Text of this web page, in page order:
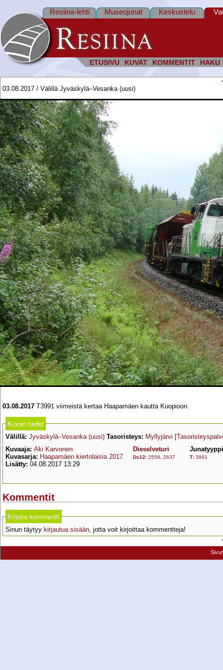
ETUSIVU KUVAT KOMMENTIT HAKU
Resiina-lehti Museojunat Keskustelu
03.08.2017 / Välillä Jyväskylä–Vesanka (uusi)
03.08.2017 T3991 viimeistä kertaa Haapamäen kautta Kuopioon.
Kuvan tiedot
Välillä: Jyväskylä–Vesanka (uusi) Tasoristeys: Myllyjärvi
Kuvaaja: Aki Karvonen
Kuvasarja: Haapamäen kiertolaisia 2017
Lisätty: 04.08.2017 13:29
Dieselveturi
Dv12: 2558 2637
Junatyyppi
T: 3991
Kommentit
Kirjoita kommentti
Sinun täytyy kirjautua sisään, jotta voit kirjoittaa kommentteja!